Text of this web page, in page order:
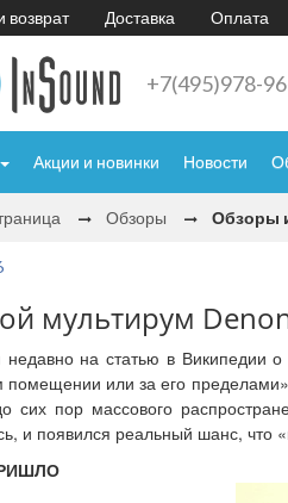
возврат Доставка Оплата
+7(495)978-
Акции и новинки Новости
Обзоры Обзоры
мультирум
недавно на статью в Википедии
помещении или за его
сих пор массового
и появился реальный шанс, что